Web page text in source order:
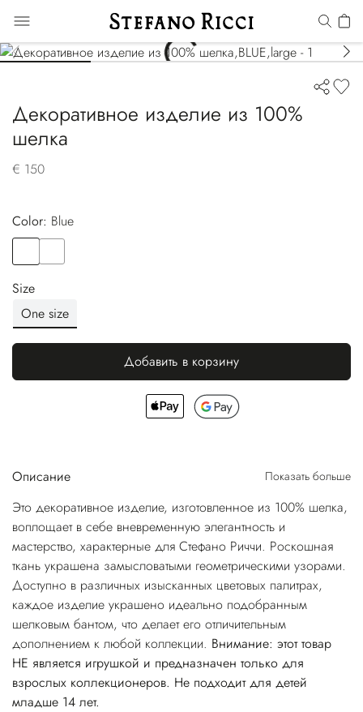
Декоративное изделие из 100%
шелка
€ 150
Color:
blue
Size
One size
Добавить в корзину
Описание Показать больше
Это декоративное изделие, изготовленное из 100% шелка,
воплощает в себе вневременную элегантность и
мастерство, характерные для Стефано Риччи. Роскошная
ткань украшена замысловатыми геометрическими узорами.
Доступно в различных изысканных цветовых палитрах,
каждое изделие украшено идеально подобранным
шелковым бантом, что делает его отличительным
дополнением к любой коллекции. Внимание: этот товар
НЕ является игрушкой и предназначен только для
взрослых коллекционеров. Не подходит для детей
младше 14 лет.